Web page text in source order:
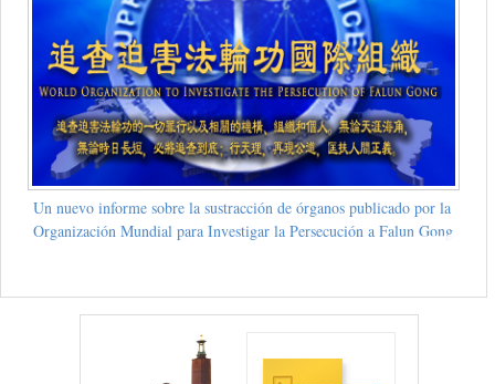
Un nuevo informe sobre la sustracción de órganos publicado por la
Organización Mundial para Investigar la Persecución a Falun Gong